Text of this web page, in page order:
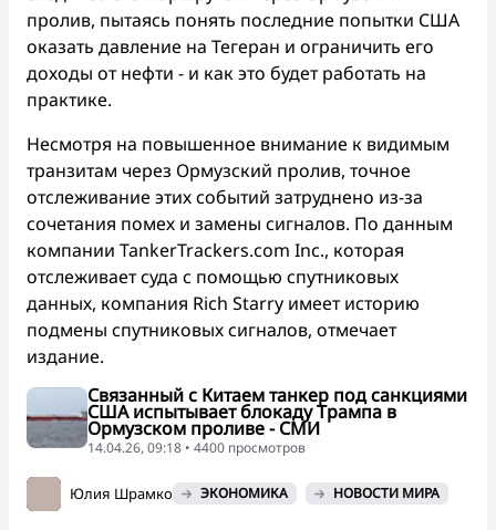
пролив, пытаясь понять последние попытки США
оказать давление на Тегеран и ограничить его
доходы от нефти - и как это будет работать на
практике.
Несмотря на повышенное внимание к видимым
транзитам через Ормузский пролив, точное
отслеживание этих событий затруднено из-за
сочетания помех и замены сигналов. По данным
компании TankerTrackers.com Inc., которая
отслеживает суда с помощью спутниковых
данных, компания Rich Starry имеет историю
подмены спутниковых сигналов, отмечает
издание.
Связанный с Китаем танкер под санкциями
США испытывает блокаду Трампа в
Ормузском проливе - СМИ
14.04.26, 09:18 • 4400 просмотров
Юлия Шрамко ЭКОНОМИКА НОВОСТИ МИРА